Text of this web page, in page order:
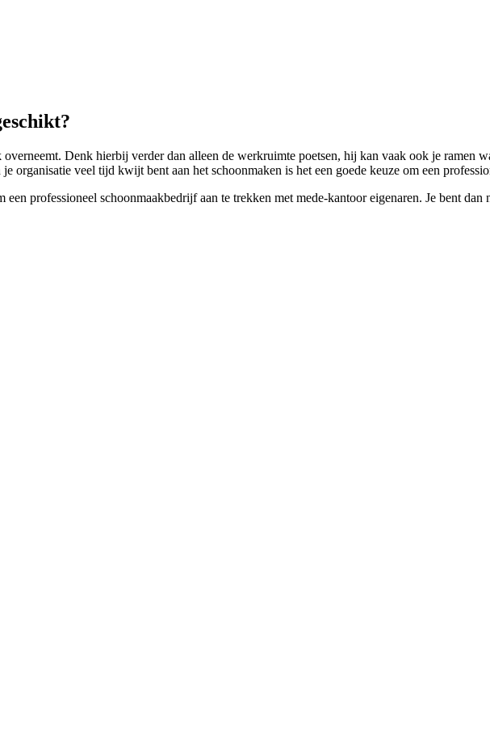
Denk hierbij verder dan alleen de werkruimte poetsen, hij kan vaak ook je ramen
organisatie veel tijd kwijt bent aan het schoonmaken is het een goede keuze om een
professioneel schoonmaakbedrijf aan te trekken met mede-kantoor eigenaren. Je bent